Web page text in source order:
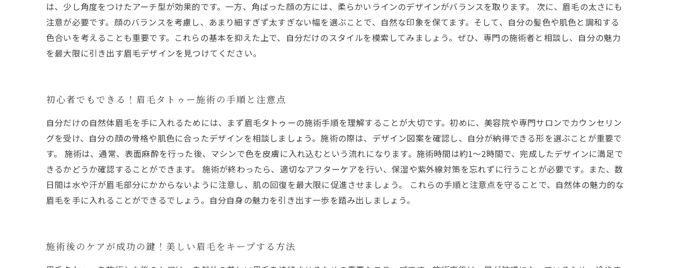
は、少し角度をつけたアーチ型が効果的です。一方、角ばった顔の方には、柔らかいラインのデザインがバランスを取ります。 次に、眉毛の太さにも
注意が必要です。顔のバランスを考慮し、あまり細すぎず太すぎない幅を選ぶことで、自然な印象を保てます。そして、自分の髪色や肌色と調和する
色合いを考えることも重要です。これらの基本を抑えた上で、自分だけのスタイルを模索してみましょう。ぜひ、専門の施術者と相談し、自分の魅力
を最大限に引き出す眉毛デザインを見つけてください。
初心者でもできる！眉毛タトゥー施術の手順と注意点
自分だけの自然体眉毛を手に入れるためには、まず眉毛タトゥーの施術手順を理解することが大切です。初めに、美容院や専門サロンでカウンセリン
グを受け、自分の顔の骨格や肌色に合ったデザインを相談しましょう。施術の際は、デザイン図案を確認し、自分が納得できる形を選ぶことが重要で
す。 施術は、通常、表面麻酔を行った後、マシンで色を皮膚に入れ込むという流れになります。施術時間は約1〜2時間で、完成したデザインに満足で
きるかどうか確認することができます。 施術が終わったら、適切なアフターケアを行い、保湿や紫外線対策を忘れずに行うことが必要です。また、数
日間は水や汗が眉毛部分にかからないように注意し、肌の回復を最大限に促進させましょう。 これらの手順と注意点を守ることで、自然体の魅力的な
眉毛を手に入れることができるでしょう。自分自身の魅力を引き出す一歩を踏み出しましょう。
施術後のケアが成功の鍵！美しい眉毛をキープする方法